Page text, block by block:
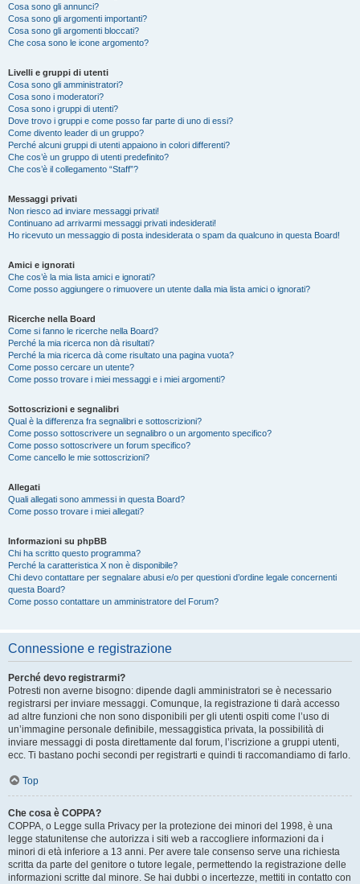
Cosa sono gli annunci?
Cosa sono gli argomenti importanti?
Cosa sono gli argomenti bloccati?
Che cosa sono le icone argomento?
Livelli e gruppi di utenti
Cosa sono gli amministratori?
Cosa sono i moderatori?
Cosa sono i gruppi di utenti?
Dove trovo i gruppi e come posso far parte di uno di essi?
Come divento leader di un gruppo?
Perché alcuni gruppi di utenti appaiono in colori differenti?
Che cos’è un gruppo di utenti predefinito?
Che cos’è il collegamento “Staff”?
Messaggi privati
Non riesco ad inviare messaggi privati!
Continuano ad arrivarmi messaggi privati indesiderati!
Ho ricevuto un messaggio di posta indesiderata o spam da qualcuno in questa Board!
Amici e ignorati
Che cos’è la mia lista amici e ignorati?
Come posso aggiungere o rimuovere un utente dalla mia lista amici o ignorati?
Ricerche nella Board
Come si fanno le ricerche nella Board?
Perché la mia ricerca non dà risultati?
Perché la mia ricerca dà come risultato una pagina vuota?
Come posso cercare un utente?
Come posso trovare i miei messaggi e i miei argomenti?
Sottoscrizioni e segnalibri
Qual è la differenza fra segnalibri e sottoscrizioni?
Come posso sottoscrivere un segnalibro o un argomento specifico?
Come posso sottoscrivere un forum specifico?
Come cancello le mie sottoscrizioni?
Allegati
Quali allegati sono ammessi in questa Board?
Come posso trovare i miei allegati?
Informazioni su phpBB
Chi ha scritto questo programma?
Perché la caratteristica X non è disponibile?
Chi devo contattare per segnalare abusi e/o per questioni d’ordine legale concernenti
questa Board?
Come posso contattare un amministratore del Forum?
Connessione e registrazione
Perché devo registrarmi?
Potresti non averne bisogno: dipende dagli amministratori se è necessario
registrarsi per inviare messaggi. Comunque, la registrazione ti darà accesso
ad altre funzioni che non sono disponibili per gli utenti ospiti come l’uso di
un’immagine personale definibile, messaggistica privata, la possibilità di
inviare messaggi di posta direttamente dal forum, l’iscrizione a gruppi utenti,
ecc. Ti bastano pochi secondi per registrarti e quindi ti raccomandiamo di farlo.
Top
Che cosa è COPPA?
COPPA, o Legge sulla Privacy per la protezione dei minori del 1998, è una
legge statunitense che autorizza i siti web a raccogliere informazioni da i
minori di età inferiore a 13 anni. Per avere tale consenso serve una richiesta
scritta da parte del genitore o tutore legale, permettendo la registrazione delle
informazioni scritte dal minore. Se hai dubbi o incertezze, mettiti in contatto con